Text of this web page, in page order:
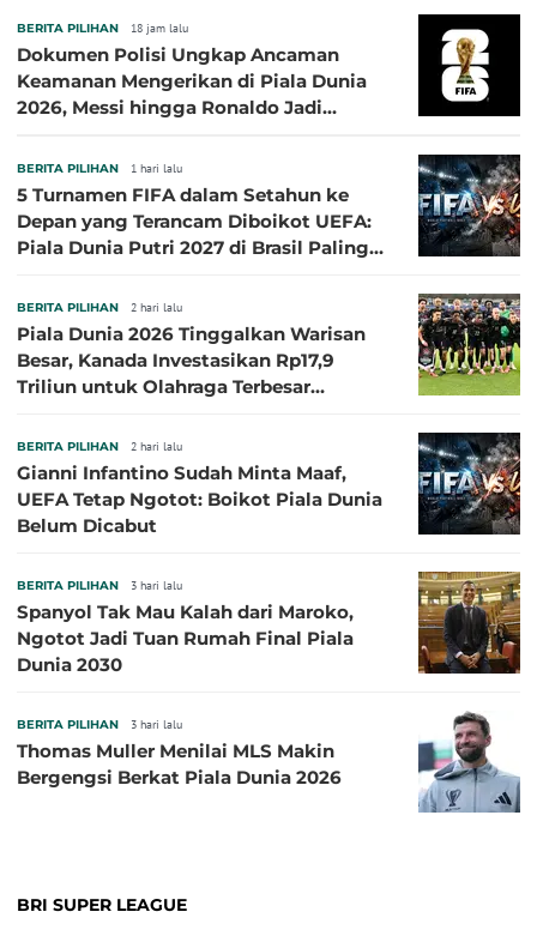
BERITA PILIHAN 18 jam lalu
Dokumen Polisi Ungkap Ancaman
Keamanan Mengerikan di Piala Dunia
2026, Messi hingga Ronaldo Jadi
BERITA PILIHAN 1 hari lalu
5 Turnamen FIFA dalam Setahun ke
Depan yang Terancam Diboikot UEFA:
Piala Dunia Putri 2027 di Brasil Paling
BERITA PILIHAN 2 hari lalu
Piala Dunia 2026 Tinggalkan Warisan
Besar, Kanada Investasikan Rp17,9
Triliun untuk Olahraga Terbesar
BERITA PILIHAN 2 hari lalu
Gianni Infantino Sudah Minta Maaf,
UEFA Tetap Ngotot: Boikot Piala Dunia
Belum Dicabut
BERITA PILIHAN 3 hari lalu
Spanyol Tak Mau Kalah dari Maroko,
Ngotot Jadi Tuan Rumah Final Piala
Dunia 2030
BERITA PILIHAN 3 hari lalu
Thomas Muller Menilai MLS Makin
Bergengsi Berkat Piala Dunia 2026
BRI SUPER LEAGUE